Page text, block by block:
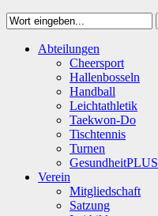
SuchenAbteilungen
Cheersport
Hallenbosseln
Handball
Leichtathletik
Taekwon-Do
Tischtennis
Turnen
GesundheitPLUS
Verein
Mitgliedschaft
Satzung